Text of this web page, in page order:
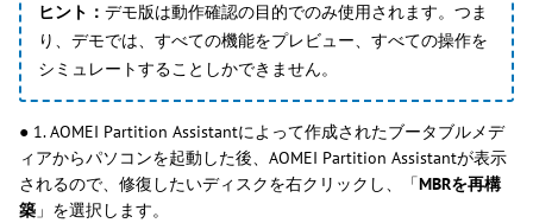
ヒント： デモ版は動作確認の目的でのみ使用されます。つま
り、デモでは、すべての機能をプレビュー、すべての操作を
シミュレートすることしかできません。
● 1. AOMEI Partition Assistantによって作成されたブータブルメデ
ィアからパソコンを起動した後、AOMEI Partition Assistantが表示
されるので、修復したいディスクを右クリックし、「MBRを再構
築 」を選択します。